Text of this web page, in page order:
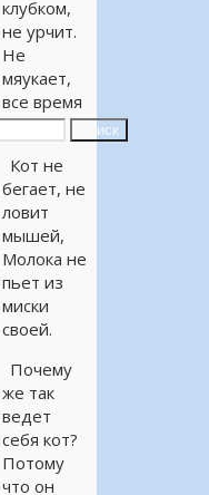
Поиск
клубком,
не урчит.
Не
мяукает,
все время
молчит.
Кот не
бегает, не
ловит
мышей,
Молока не
пьет из
миски
своей.
Почему
же так
ведет
себя кот?
Потому
что он